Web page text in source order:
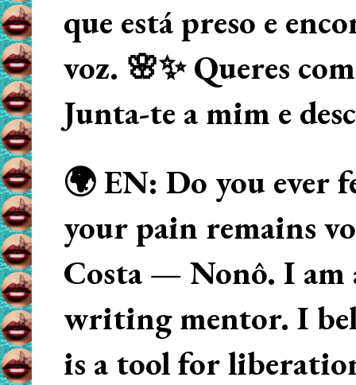
que está preso e
voz. 🌸✨ Queres
Junta-te a mim e
🌍 EN: Do you ever
your pain remains
Costa — Nonô. I am
writing mentor. I
is a tool for